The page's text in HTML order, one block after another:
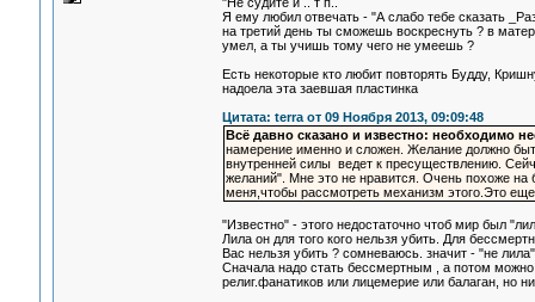
Я ему любил отвечать - "А слабо тебе сказать
на третий день ты сможешь воскреснуть ? в
умел, а ты учишь тому чего не умеешь ?
Есть некоторые кто любит повторять Будду,
надоела эта заевшая пластинка
Цитата: terra от 09 Ноября 2013, 09:09:48
Всё давно сказано и известно: необходимо
намерение именно и сложен. Желание должно
внутренней силы ведет к пресуществлению.
желаний". Мне это не нравится. Очень похоже
меня,чтобы рассмотреть механизм этого.Это
"Известно" - этого недостаточно чтоб мир был
Лила он для того кого нельзя убить. Для
Вас нельзя убить ? сомневаюсь. значит - "не
Сначала надо стать бессмертным , а потом
религ.фанатиков или лицемерие или балаган, но